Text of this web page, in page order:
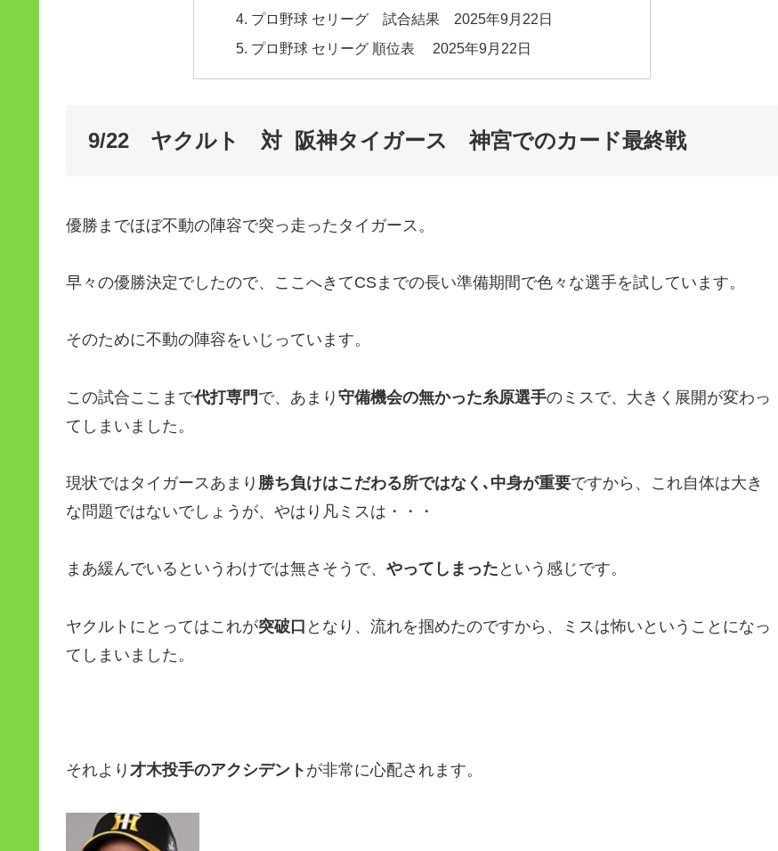
プロ野球 セリーグ 試合結果 2025年9月22日
プロ野球 セリーグ 順位表 2025年9月22日
9/22 ヤクルト 対 阪神タイガース 神宮でのカード最終戦
優勝までほぼ不動の陣容で突っ走ったタイガース。
早々の優勝決定でしたので、ここへきてCSまでの長い準備期間で色々な選手を試しています。
そのために不動の陣容をいじっています。
この試合ここまで代打専門 で、あまり 守備機会の無かった糸原選手のミスで、大きく展開が変わっ
てしまいました。
現状ではタイガースあまり 勝ち負けはこだわる所ではなく､中身が重要ですから、これ自体は大き
な問題ではないでしょうが、やはり凡ミスは・・・
まあ緩んでいるというわけでは無さそうで、 やってしまった という感じです。
ヤクルトにとってはこれが突破口 となり、流れを掴めたのですから、ミスは怖いということになっ
てしまいました。
それより 才木投手のアクシデント が非常に心配されます。